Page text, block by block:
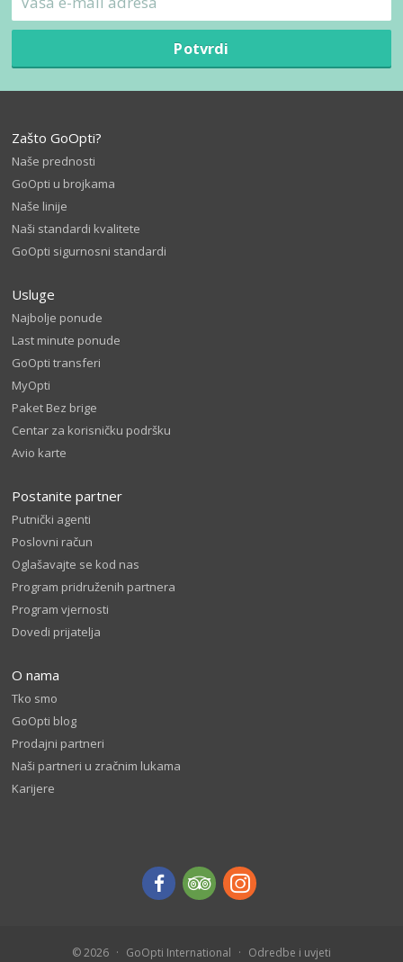
Potvrdi
Zašto GoOpti?
Naše prednosti
GoOpti u brojkama
Naše linije
Naši standardi kvalitete
GoOpti sigurnosni standardi
Usluge
Najbolje ponude
Last minute ponude
GoOpti transferi
MyOpti
Paket Bez brige
Centar za korisničku podršku
Avio karte
Postanite partner
Putnički agenti
Poslovni račun
Oglašavajte se kod nas
Program pridruženih partnera
Program vjernosti
Dovedi prijatelja
O nama
Tko smo
GoOpti blog
Prodajni partneri
Naši partneri u zračnim lukama
Karijere
© 2026 GoOpti International Odredbe i uvjeti